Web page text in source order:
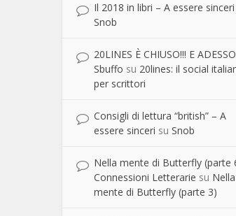
Il 2018 in libri – A essere sinceri
Snob
20LINES È CHIUSO!!! E
Sbuffo su 20lines: il social
per scrittori
Consigli di lettura “british” – A
essere sinceri su Snob
Nella mente di Butterfly (parte
Connessioni Letterarie su Nella
mente di Butterfly (parte 3)